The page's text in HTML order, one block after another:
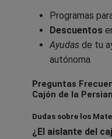
Programas
Descuentos
Ayudas de tu
autónoma
Preguntas
Cajón de la
Dudas sobre los
¿El aislante del